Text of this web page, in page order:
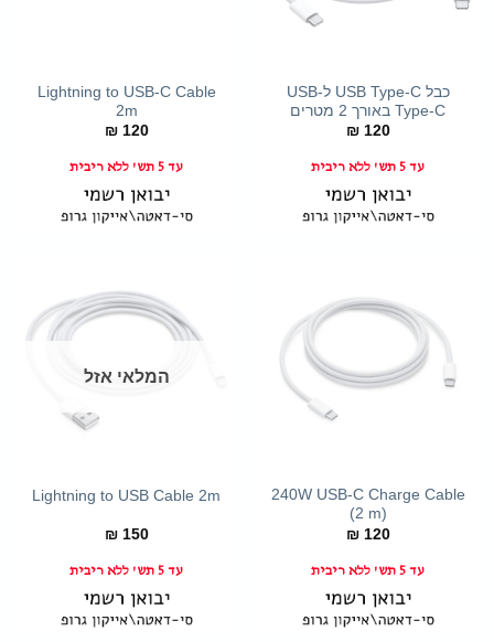
כבל USB Type-C ל-USB
Type-C באורך 2 מטרים
₪120
עד 5 תש' ללא ריבית
Lightning to USB-C Cable
2m
₪120
עד 5 תש' ללא ריבית
240W USB-C Charge Cable
(2 m)
₪120
עד 5 תש' ללא ריבית
המלאי אזל
Lightning to USB Cable 2m
₪150
עד 5 תש' ללא ריבית